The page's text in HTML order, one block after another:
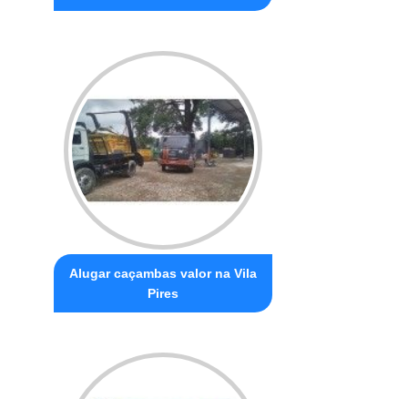
Alugar caçambas valor na Vila
Pires